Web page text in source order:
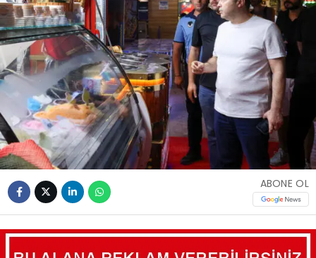
ABONE OL